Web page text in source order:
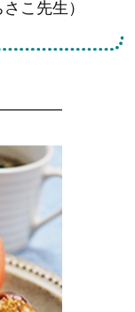
こ先生）